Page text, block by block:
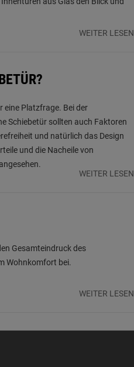
WEITER LESEN
eine Platzfrage. Bei der
Schiebetür sollten auch Faktoren
und natürlich das Design
und die Nacheile von
WEITER LESEN
Gesamteindruck des
Wohnkomfort bei.
WEITER LESEN